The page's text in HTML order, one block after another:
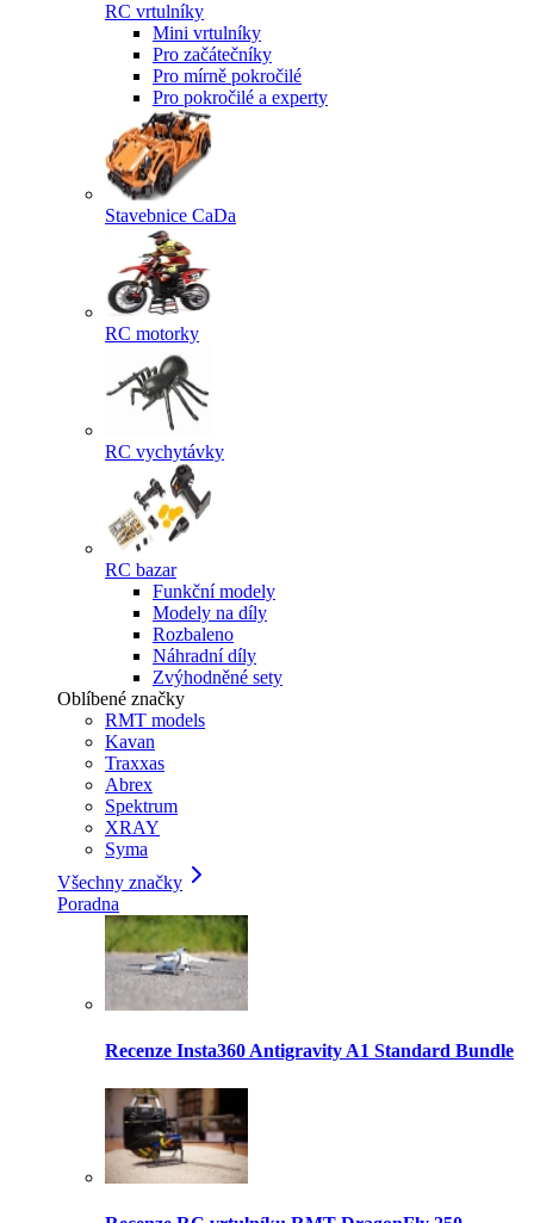
RC vrtulníky
Mini vrtulníky
Pro začátečníky
Pro mírně pokročilé
Pro pokročilé a experty
Stavebnice CaDa
RC motorky
RC vychytávky
RC bazar
Funkční modely
Modely na díly
Rozbaleno
Náhradní díly
Zvýhodněné sety
Oblíbené značky
RMT models
Kavan
Traxxas
Abrex
Spektrum
XRAY
Syma
Všechny značky
Poradna
Recenze Insta360 Antigravity A1 Standard Bundle